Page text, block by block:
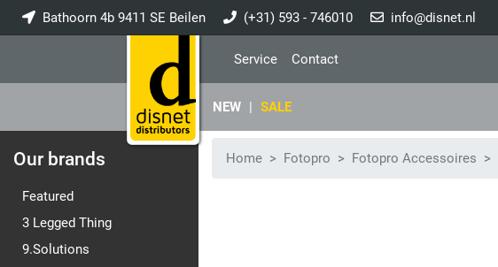
Bathoorn 4b 9411 SE Beilen (+31) 593 - 746010 info@disnet.nl
Service Contact
NEW | SALE
Our brands
Featured
3 Legged Thing
9.Solutions
Home Fotopro Fotopro Accessoires